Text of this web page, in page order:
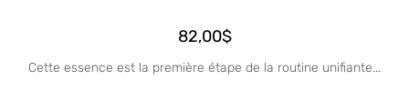
82,00$
Cette essence est la première étape de la routine unifiante...